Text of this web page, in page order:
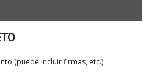
(puede incluir firmas, etc.)